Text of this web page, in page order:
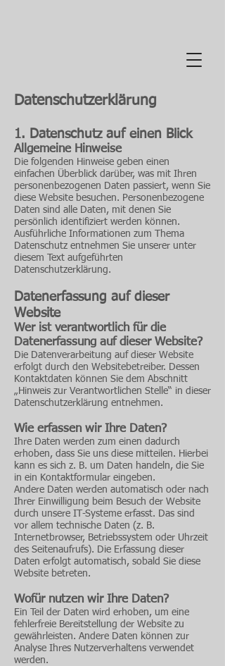
Datenschutz­erklärung
1. Datenschutz auf einen Blick
Allgemeine Hinweise
Die folgenden Hinweise geben einen
einfachen Überblick darüber, was mit Ihren
personenbezogenen Daten passiert, wenn Sie
diese Website besuchen. Personenbezogene
Daten sind alle Daten, mit denen Sie
persönlich identifiziert werden können.
Ausführliche Informationen zum Thema
Datenschutz entnehmen Sie unserer unter
diesem Text aufgeführten
Datenschutzerklärung.
Datenerfassung auf dieser
Website
Wer ist verantwortlich für die
Datenerfassung auf dieser Website?
Die Datenverarbeitung auf dieser Website
erfolgt durch den Websitebetreiber. Dessen
Kontaktdaten können Sie dem Abschnitt
„Hinweis zur Verantwortlichen Stelle“ in dieser
Datenschutzerklärung entnehmen.
Wie erfassen wir Ihre Daten?
Ihre Daten werden zum einen dadurch
erhoben, dass Sie uns diese mitteilen. Hierbei
kann es sich z. B. um Daten handeln, die Sie
in ein Kontaktformular eingeben.
Andere Daten werden automatisch oder nach
Ihrer Einwilligung beim Besuch der Website
durch unsere IT-Systeme erfasst. Das sind
vor allem technische Daten (z. B.
Internetbrowser, Betriebssystem oder Uhrzeit
des Seitenaufrufs). Die Erfassung dieser
Daten erfolgt automatisch, sobald Sie diese
Website betreten.
Wofür nutzen wir Ihre Daten?
Ein Teil der Daten wird erhoben, um eine
fehlerfreie Bereitstellung der Website zu
gewährleisten. Andere Daten können zur
Analyse Ihres Nutzerverhaltens verwendet
werden.